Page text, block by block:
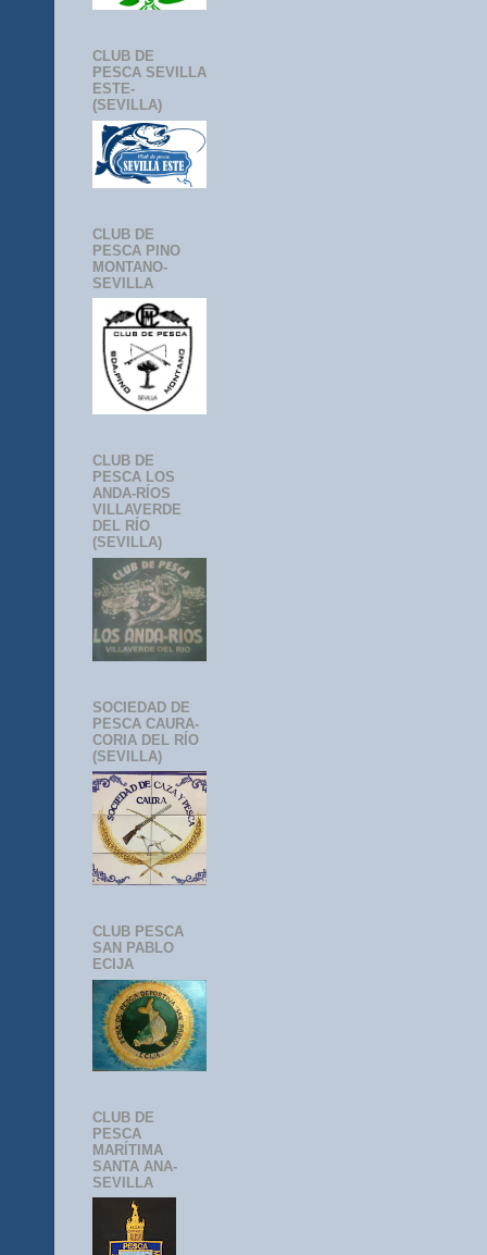
CLUB DE
PESCA SEVILLA
ESTE-
(SEVILLA)
CLUB DE
PESCA PINO
MONTANO-
SEVILLA
CLUB DE
PESCA LOS
ANDA-RÍOS
VILLAVERDE
DEL RÍO
(SEVILLA)
SOCIEDAD DE
PESCA CAURA-
CORIA DEL RÍO
(SEVILLA)
CLUB PESCA
SAN PABLO
ECIJA
CLUB DE
PESCA
MARÍTIMA
SANTA ANA-
SEVILLA